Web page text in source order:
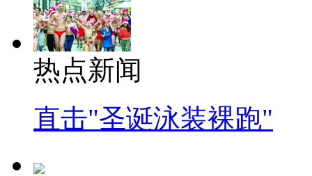
热点新闻
直击"圣诞泳装裸跑"